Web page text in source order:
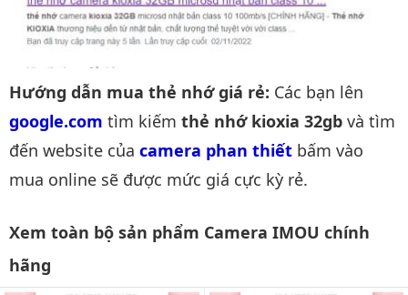
Hướng dẫn mua thẻ nhớ giá rẻ: Các bạn lên
google.com tìm kiếm thẻ nhớ kioxia 32gb và tìm
đến website của camera phan thiết bấm vào
mua online sẽ được mức giá cực kỳ rẻ.
Xem toàn bộ sản phẩm Camera IMOU chính
hãng